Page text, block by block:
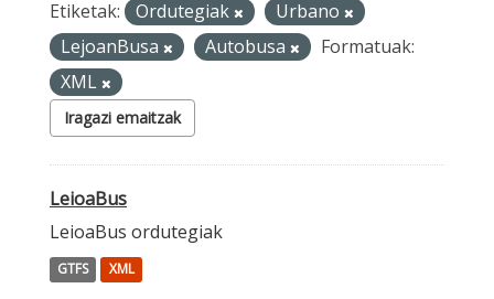
Etiketak: Ordutegiak
Urbano
LejoanBusa
Autobusa
Formatuak:
XML
Iragazi emaitzak
LeioaBus
LeioaBus ordutegiak
GTFS XML